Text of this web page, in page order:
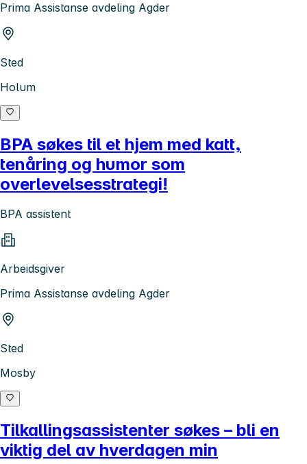
Prima Assistanse avdeling Agder
Sted
Holum
BPA søkes til et hjem med katt,
tenåring og humor som
overlevelsesstrategi!
BPA assistent
Arbeidsgiver
Prima Assistanse avdeling Agder
Sted
Mosby
Tilkallingsassistenter søkes – bli en
viktig del av hverdagen min